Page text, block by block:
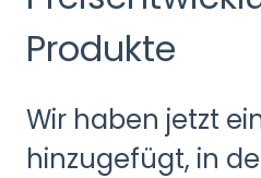
Produkte
Wir haben jetzt
hinzugefügt, in